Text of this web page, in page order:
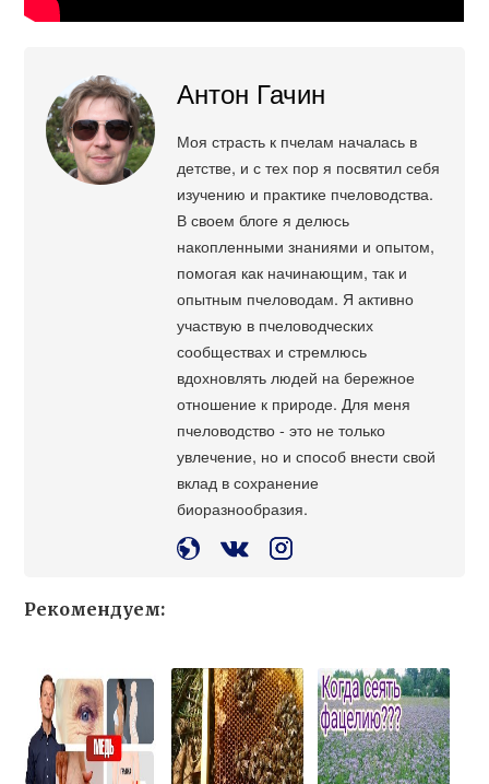
Антон Гачин
Моя страсть к пчелам началась в
детстве, и с тех пор я посвятил себя
изучению и практике пчеловодства.
В своем блоге я делюсь
накопленными знаниями и опытом,
помогая как начинающим, так и
опытным пчеловодам. Я активно
участвую в пчеловодческих
сообществах и стремлюсь
вдохновлять людей на бережное
отношение к природе. Для меня
пчеловодство - это не только
увлечение, но и способ внести свой
вклад в сохранение
биоразнообразия.
Рекомендуем: